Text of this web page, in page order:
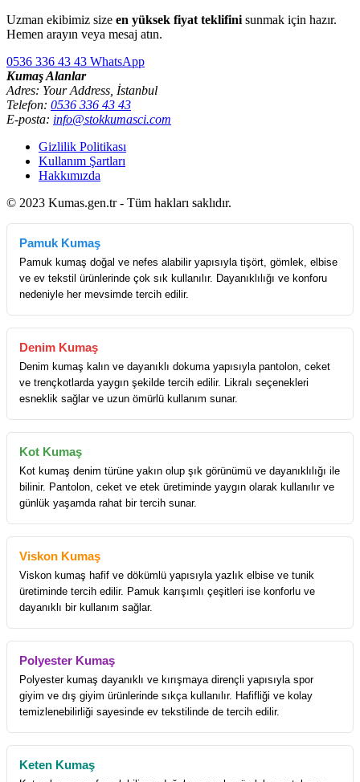
Uzman ekibimiz size en yüksek fiyat teklifini sunmak için hazır.
Hemen arayın veya mesaj atın.
0536 336 43 43 WhatsApp
Kumaş Alanlar
Adres: Your Address, İstanbul
Telefon: 0536 336 43 43
E-posta: info@stokkumasci.com
Gizlilik Politikası
Kullanım Şartları
Hakkımızda
© 2023 Kumas.gen.tr - Tüm hakları saklıdır.
Pamuk Kumaş
Pamuk kumaş doğal ve nefes alabilir yapısıyla tişört, gömlek, elbise
ve ev tekstil ürünlerinde çok sık kullanılır. Dayanıklılığı ve konforu
nedeniyle her mevsimde tercih edilir.
Denim Kumaş
Denim kumaş kalın ve dayanıklı dokuma yapısıyla pantolon, ceket
ve trençkotlarda yaygın şekilde tercih edilir. Likralı seçenekleri
esneklik sağlar ve uzun ömürlü kullanım sunar.
Kot Kumaş
Kot kumaş denim türüne yakın olup şık görünümü ve dayanıklılığı ile
bilinir. Pantolon, ceket ve etek üretiminde yaygın olarak kullanılır ve
günlük yaşamda rahat bir tercih sunar.
Viskon Kumaş
Viskon kumaş hafif ve dökümlü yapısıyla yazlık elbise ve tunik
üretiminde tercih edilir. Pamuk karışımlı çeşitleri ise konforlu ve
dayanıklı bir kullanım sağlar.
Polyester Kumaş
Polyester kumaş dayanıklı ve kırışmaya dirençli yapısıyla spor
giyim ve dış giyim ürünlerinde sıkça kullanılır. Hafifliği ve kolay
temizlenebilirliği sayesinde ev tekstilinde de tercih edilir.
Keten Kumaş